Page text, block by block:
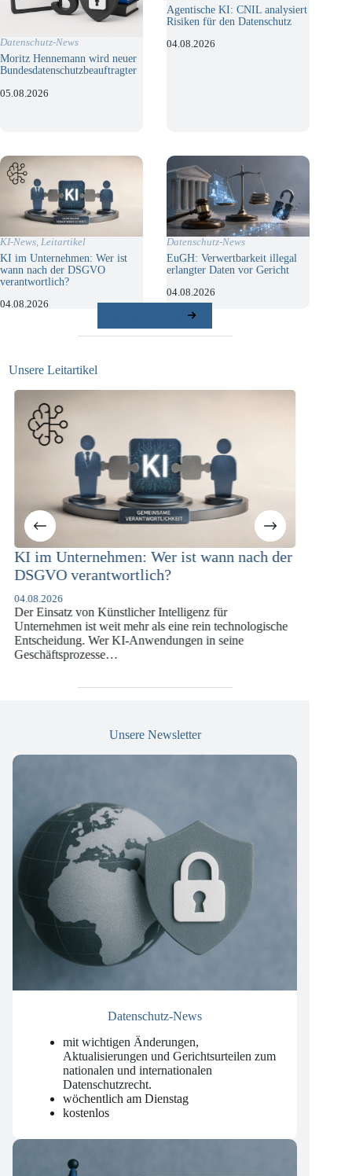
Datenschutz-News
Moritz Hennemann wird neuer
Bundesdatenschutzbeauftragter
05.08.2026
Agentische KI: CNIL analysiert
Risiken für den Datenschutz
04.08.2026
KI-News Leitartikel
KI im Unternehmen: Wer ist
wann nach der DSGVO
verantwortlich?
04.08.2026
Datenschutz-News
EuGH: Verwertbarkeit illegal
erlangter Daten vor Gericht
04.08.2026
Unsere Leitartikel
nach der
KI-Compliance in der
Versicherungswirtschaft mit DORA,
07.07.2026
Die europäische Digitalregulierung hat in den
vergangenen Jahren eine enorme Komplexität erreicht,
die insbesondere Unternehmen der Finanz- und
Unsere Newsletter
Datenschutz-News
mit wichtigen Änderungen,
Aktualisierungen und Gerichtsurteilen zum
nationalen und internationalen
Datenschutzrecht.
wöchentlich am Dienstag